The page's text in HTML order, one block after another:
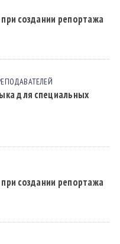
создании репортажа
для специальных
создании репортажа